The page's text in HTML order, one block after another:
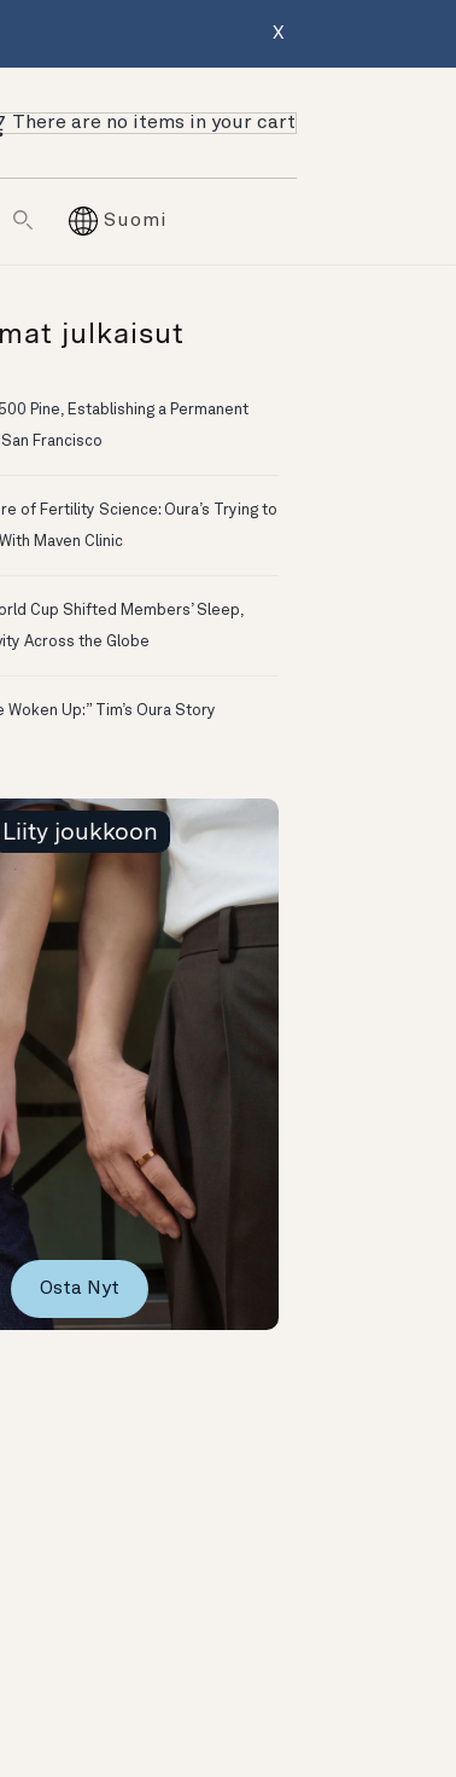
X
There are no items in your cart
Suomi
julkaisut
Pine, Establishing a Permanent
Francisco
of Fertility Science: Oura’s Trying to
Maven Clinic
Cup Shifted Members’ Sleep,
Across the Globe
Woken Up:” Tim’s Oura Story
Liity joukkoon
Osta Nyt